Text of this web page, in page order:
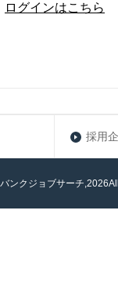
ログインはこちら
採用
ンクジョブサーチ